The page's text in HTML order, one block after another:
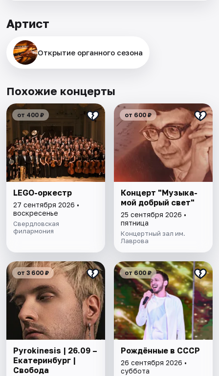
Артист
Открытие органного сезона
Похожие концерты
от 400 ₽
LEGO-оркестр
27 сентября 2026 •
воскресенье
Свердловская
филармония
от 600 ₽
Концерт "Музыка-
мой добрый свет"
25 сентября 2026 •
пятница
Концертный зал им.
Лаврова
от 3 600 ₽
Pyrokinesis | 26.09 –
Екатеринбург |
Свобода
от 600 ₽
Рождённые в СССР
26 сентября 2026 •
суббота